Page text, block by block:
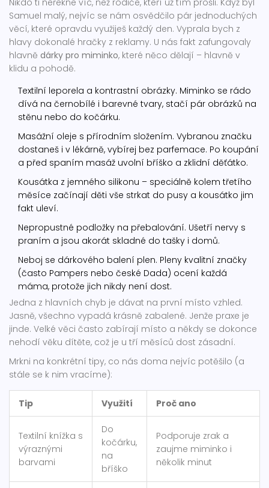
Nikdo ti neřekne víc, než rodiče, kteří už tím prošli. Když byl
Samuel malý, nejvíc se nám osvědčilo pár jednoduchých
věcí, které opravdu využiješ každý den. Vyprala bych z
hlavy dokonalé hračky z reklamy. U nás fakt zafungovaly
hlavně dárky pro miminko, které něco dělají – hlavně v
klidu a pohodě.
Textilní leporela a kontrastní obrázky. Miminko se rádo
dívá na černobílé i barevné tvary, stačí pár obrázků na
stěnu nebo do kočárku.
Masážní oleje s přírodním složením. Vybranou značku
dostaneš i v lékárně, vybírej bez parfemace. Po koupání
a před spaním masáž uvolní bříško a zklidní děťátko.
Kousátka z jemného silikonu – speciálně kolem třetího
měsíce začínají děti vše strkat do pusy a kousátko jim
fakt uleví.
Nepropustné podložky na přebalování. Ušetří nervy s
praním a jsou akorát skladné do tašky i domů.
Neboj se dárkového balení plen. Pleny kvalitní značky
(často Pampers nebo české Dada) ocení každá
máma, protože jich nikdy není dost.
Jedna z hlavních chyb je dávat na první místo vzhled.
Jasně, všechno vypadá krásně zabalené. Jenže praxe je
jinde. Velké věci často zabírají místo a někdy se dokonce
nehodí věku dítěte, což je u tří měsíců dost zásadní.
Mrkni na konkrétní tipy, co nás doma nejvíc potěšilo (a
stále se k nim vracíme):
Tip Využití Proč ano
Textilní knížka s
výraznými
barvami
Do
kočárku,
na
bříško
Podporuje zrak a
zaujme miminko i
několik minut